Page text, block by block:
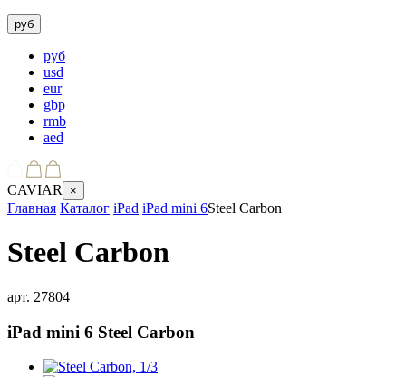
руб
руб
usd
eur
gbp
rmb
aed
CAVIAR ×
Главная Каталог iPad iPad mini 6Steel Carbon
Steel Carbon
арт. 27804
iPad mini 6 Steel Carbon